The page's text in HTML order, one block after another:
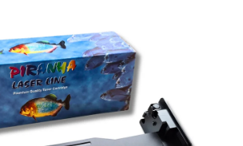
5
hvězdiček.